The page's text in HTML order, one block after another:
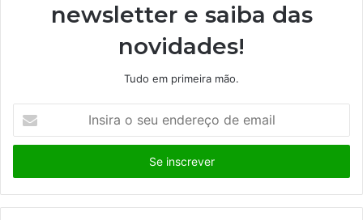
newsletter e saiba das
novidades!
Tudo em primeira mão.
s
r
a